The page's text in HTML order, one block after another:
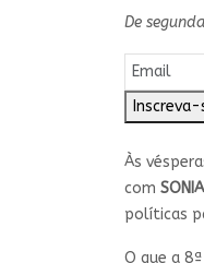
De
Inscreva-
Às
com
políticas
O que a